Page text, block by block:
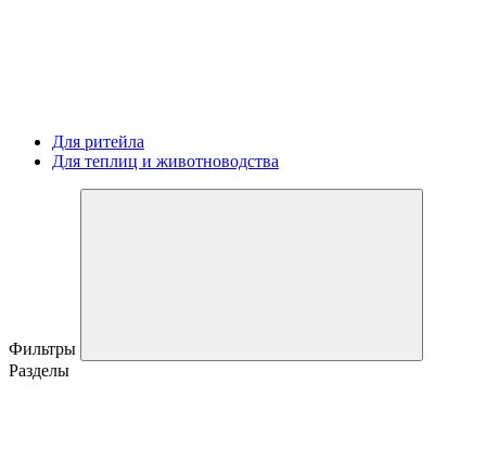
Для ритейла
Для теплиц и животноводства
Фильтры
Разделы